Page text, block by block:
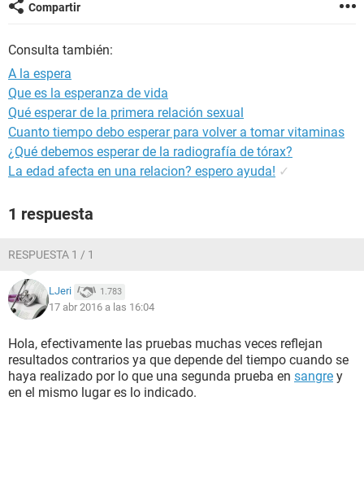
Compartir
Consulta también:
A la espera
Que es la esperanza de vida
Qué esperar de la primera relación sexual
Cuanto tiempo debo esperar para volver a tomar vitaminas
¿Qué debemos esperar de la radiografía de tórax?
La edad afecta en una relacion? espero ayuda! ✓
1 respuesta
RESPUESTA 1 / 1
LJeri 1.783
17 abr 2016 a las 16:04
Hola, efectivamente las pruebas muchas veces reflejan
resultados contrarios ya que depende del tiempo cuando se
haya realizado por lo que una segunda prueba en sangre y
en el mismo lugar es lo indicado.